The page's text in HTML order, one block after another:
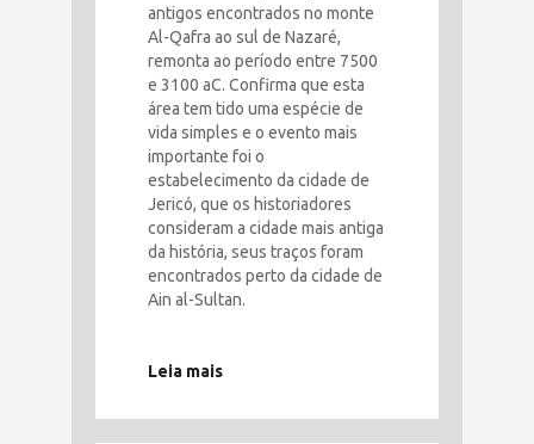
antigos encontrados no monte
Al-Qafra ao sul de Nazaré,
remonta ao período entre 7500
e 3100 aC. Confirma que esta
área tem tido uma espécie de
vida simples e o evento mais
importante foi o
estabelecimento da cidade de
Jericó, que os historiadores
consideram a cidade mais antiga
da história, seus traços foram
encontrados perto da cidade de
Ain al-Sultan.
Leia mais